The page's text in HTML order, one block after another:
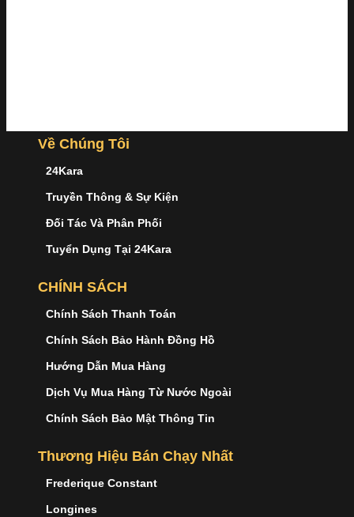
Về Chúng Tôi
24Kara
Truyền Thông & Sự Kiện
Đối Tác Và Phân Phối
Tuyển Dụng Tại 24Kara
CHÍNH SÁCH
Chính Sách Thanh Toán
Chính Sách Bảo Hành Đồng Hồ
Hướng Dẫn Mua Hàng
Dịch Vụ Mua Hàng Từ Nước Ngoài
Chính Sách Bảo Mật Thông Tin
Thương Hiệu Bán Chạy Nhất
Frederique Constant
Longines